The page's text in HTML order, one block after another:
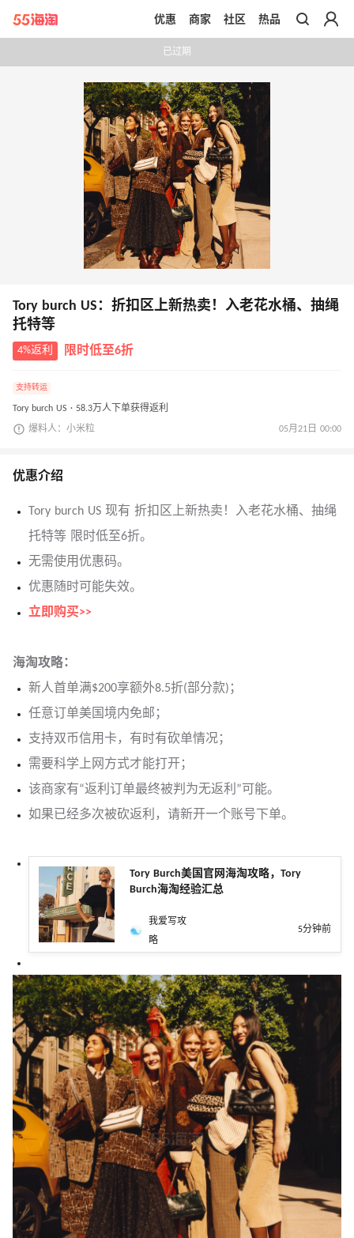
带你去官网买正品
优惠 商家 社区 热品
已过期
Tory burch US：折扣区上新热卖！入老花水桶、抽绳
托特等
4%返利 限时低至6折
支持转运
Tory burch US · 58.3万人下单获得返利
爆料人：小米粒 05月21日 00:00
优惠介绍
Tory burch US 现有 折扣区上新热卖！入老花水桶、抽绳
托特等 限时低至6折。
无需使用优惠码。
优惠随时可能失效。
立即购买>>
海淘攻略：
新人首单满$200享额外8.5折(部分款)；
任意订单美国境内免邮；
支持双币信用卡，有时有砍单情况；
需要科学上网方式才能打开；
该商家有“返利订单最终被判为无返利”可能。
如果已经多次被砍返利，请新开一个账号下单。
Tory Burch美国官网海淘攻略，Tory
Burch海淘经验汇总
我爱写攻
略
5分钟前